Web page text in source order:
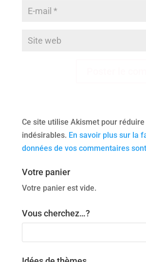
Ce site utilise Akismet pour réduire
indésirables. En savoir plus sur la
données de vos commentaires
Votre panier
Votre panier est vide.
Vous cherchez…?